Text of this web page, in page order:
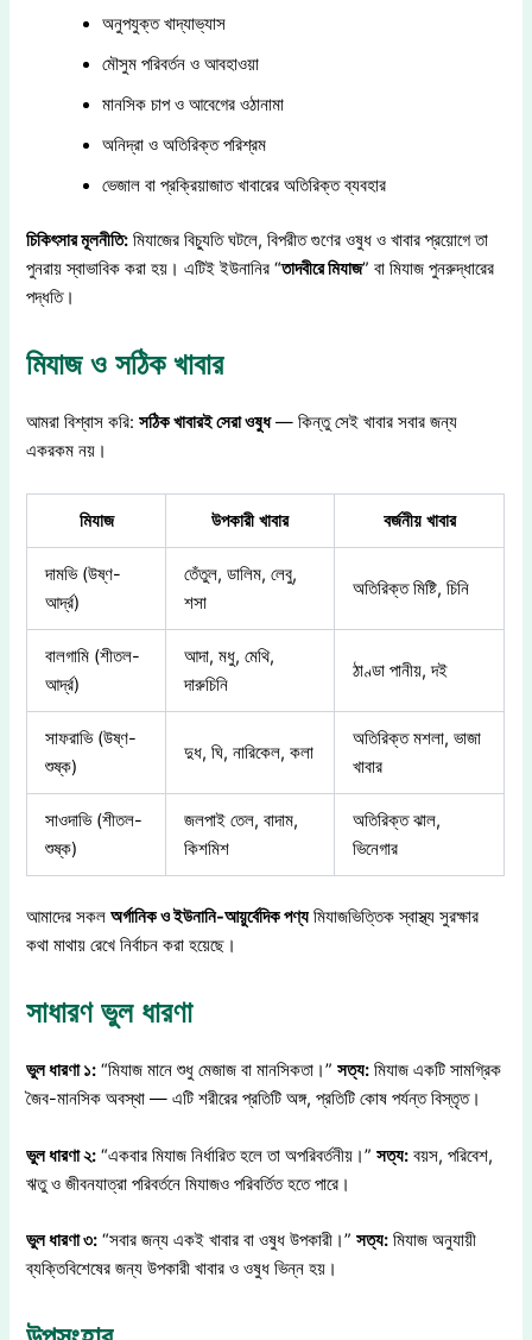
অনুপযুক্ত খাদ্যাভ্যাস
মৌসুম পরিবর্তন ও আবহাওয়া
মানসিক চাপ ও আবেগের ওঠানামা
অনিদ্রা ও অতিরিক্ত পরিশ্রম
ভেজাল বা প্রক্রিয়াজাত খাবারের অতিরিক্ত ব্যবহার
চিকিৎসার মূলনীতি: মিযাজের বিচ্যুতি ঘটলে, বিপরীত গুণের ওষুধ ও খাবার প্রয়োগে তা
পুনরায় স্বাভাবিক করা হয়। এটিই ইউনানির “তাদবীরে মিযাজ” বা মিযাজ পুনরুদ্ধারের
পদ্ধতি।
মিযাজ ও সঠিক খাবার
আমরা বিশ্বাস করি:সঠিক খাবারই সেরা ওষুধ— কিন্তু সেই খাবার সবার জন্য
একরকম নয়।
মিযাজ উপকারী খাবার বর্জনীয় খাবার
দামভি (উষ্ণ-
আর্দ্র)
তেঁতুল, ডালিম, লেবু,
শসা
অতিরিক্ত মিষ্টি, চিনি
বালগামি (শীতল-
আর্দ্র)
আদা, মধু, মেথি,
দারুচিনি
ঠাণ্ডা পানীয়, দই
সাফরাভি (উষ্ণ-
শুষ্ক)
দুধ, ঘি, নারিকেল, কলা
অতিরিক্ত মশলা, ভাজা
খাবার
সাওদাভি (শীতল-
শুষ্ক)
জলপাই তেল, বাদাম,
কিশমিশ
অতিরিক্ত ঝাল,
ভিনেগার
আমাদের সকলঅর্গানিক ও ইউনানি-আয়ুর্বেদিক পণ্য মিযাজভিত্তিক স্বাস্থ্য সুরক্ষার
কথা মাথায় রেখে নির্বাচন করা হয়েছে।
সাধারণ ভুল ধারণা
ভুল ধারণা ১: “মিযাজ মানে শুধু মেজাজ বা মানসিকতা।”সত্য: মিযাজ একটি সামগ্রিক
জৈব-মানসিক অবস্থা — এটি শরীরের প্রতিটি অঙ্গ, প্রতিটি কোষ পর্যন্ত বিস্তৃত।
ভুল ধারণা ২: “একবার মিযাজ নির্ধারিত হলে তা অপরিবর্তনীয়।”সত্য: বয়স, পরিবেশ,
ঋতু ও জীবনযাত্রা পরিবর্তনে মিযাজও পরিবর্তিত হতে পারে।
ভুল ধারণা ৩: “সবার জন্য একই খাবার বা ওষুধ উপকারী।”সত্য: মিযাজ অনুযায়ী
ব্যক্তিবিশেষের জন্য উপকারী খাবার ও ওষুধ ভিন্ন হয়।